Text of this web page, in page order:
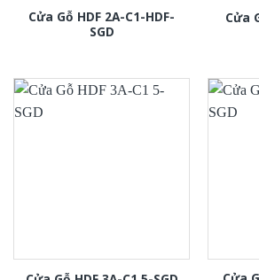
Cửa Gỗ HDF 2A-C1-HDF-
SGD
Cửa